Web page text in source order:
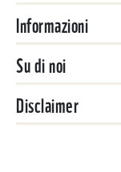
Informazioni
Su di noi
Disclaimer